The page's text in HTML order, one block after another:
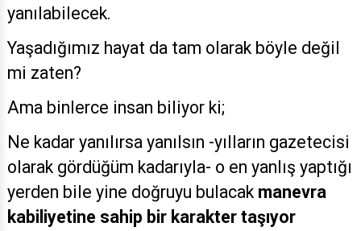
yanılabilecek.
Yaşadığımız hayat da tam olarak böyle değil
mi zaten?
Ama binlerce insan biliyor ki;
Ne kadar yanılırsa yanılsın -yılların gazetecisi
olarak gördüğüm kadarıyla- o en yanlış yaptığı
yerden bile yine doğruyu bulacak manevra
kabiliyetine sahip bir karakter taşıyor